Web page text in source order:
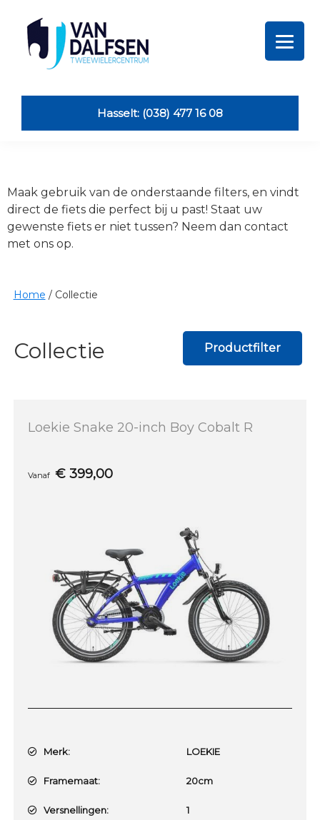
primary
navigation
primary
footer
Dalfsen
TweewielersHasselt: (038) 477 16 08
Maak gebruik van de onderstaande filters, en vindt
direct de fiets die perfect bij u past! Staat uw
gewenste fiets er niet tussen? Neem dan contact
met ons op.
Productfilter
Home / Collectie
Collectie
Loekie Snake 20-inch Boy Cobalt R
Vanaf € 399,00
Merk: LOEKIE
Framemaat: 20cm
Versnellingen: 1